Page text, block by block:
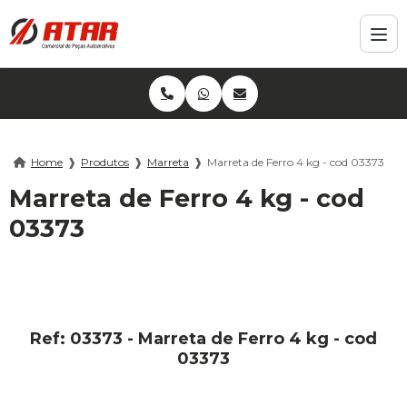
Home ❱ Produtos ❱ Marreta ❱ Marreta de Ferro 4 kg - cod 03373
Marreta de Ferro 4 kg - cod
03373
Ref: 03373 - Marreta de Ferro 4 kg - cod
03373